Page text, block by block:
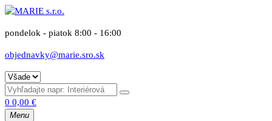
pondelok - piatok 8:00 - 16:00
objednavky@marie.sro.sk
0 0,00 €
Menu